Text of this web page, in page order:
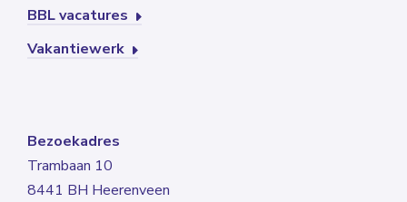
BBL vacatures
Vakantiewerk
Bezoekadres
Trambaan 10
8441 BH Heerenveen